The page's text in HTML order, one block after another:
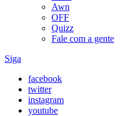
Awn
OFF
Quizz
Fale com a gente
Siga
facebook
twitter
instagram
youtube